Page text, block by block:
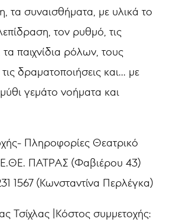
τα συναισθήματα, με υλικά το
τον ρυθμό, τις
τα παιχνίδια ρόλων, τους
δραματοποιήσεις και... με
γεμάτο νοήματα και
Πληροφορίες Θεατρικό
ΠΑΤΡΑΣ (Φαβιέρου 43)
1567 (Κωνσταντίνα Περλέγκα)
Τσίχλας |Κόστος συμμετοχής: